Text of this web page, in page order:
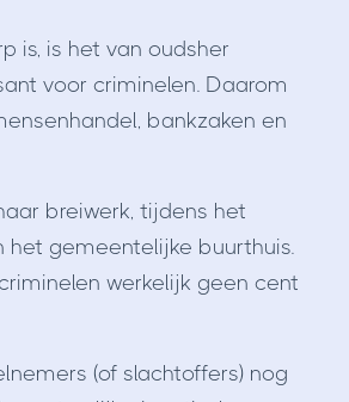
is, is het van oudsher
voor criminelen. Daarom
bankzaken en
breiwerk, tijdens het
gemeentelijke buurthuis.
werkelijk geen cent
(of slachtoffers) nog